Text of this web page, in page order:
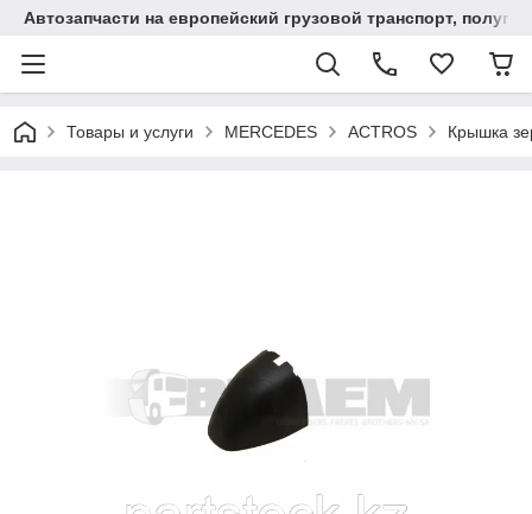
Автозапчасти на европейский грузовой транспорт,
Товары и услуги MERCEDES ACTROS Крышка